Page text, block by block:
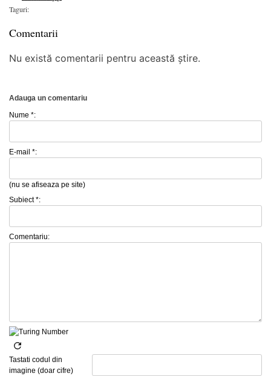
Taguri:
Comentarii
Nu există comentarii pentru această știre.
Adauga un comentariu
Nume *:
E-mail *:
(nu se afiseaza pe site)
Subiect *:
Comentariu:
Tastati codul din
imagine (doar cifre)